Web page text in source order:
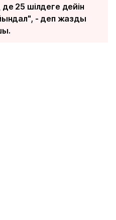
25 шілдеге дейін
- деп жазды